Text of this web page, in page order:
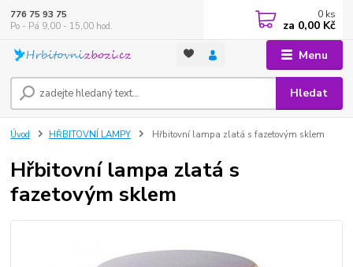
Menu
Hledat
776 75 93 75
Po - Pá 9,00 - 15,00 hod.
0 ks
za 0,00 Kč
Úvod HŘBITOVNÍ LAMPY Hřbitovní lampa zlatá s fazetovým sklem
Hřbitovní lampa zlatá s
fazetovým sklem